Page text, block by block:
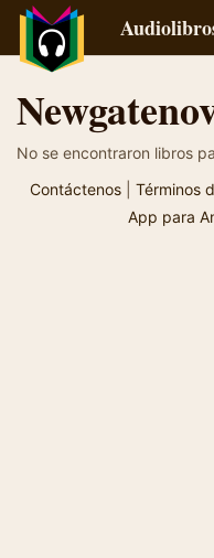
No se encontraron libros
Contáctenos
Términos
App para